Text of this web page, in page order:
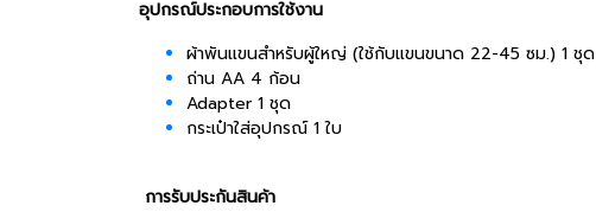
อุปกรณ์ประกอบการใช้งาน
ผ้าพันแขนสำหรับผู้ใหญ่ (ใช้กับแขนขนาด 22-45 ซม.) 1 ชุด
ถ่าน AA 4 ก้อน
Adapter 1 ชุด
กระเป๋าใส่อุปกรณ์ 1 ใบ
การรับประกันสินค้า